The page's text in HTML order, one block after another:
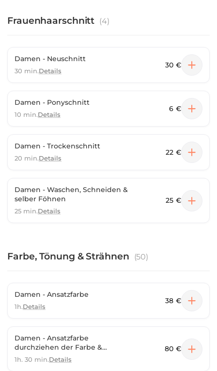
Frauenhaarschnitt (4)
Damen - Neuschnitt
30 min.Details
30 €
Damen - Ponyschnitt
10 min.Details
6 €
Damen - Trockenschnitt
20 min.Details
22 €
Damen - Waschen, Schneiden &
selber Föhnen
25 min.Details
25 €
Farbe, Tönung & Strähnen (50)
Damen - Ansatzfarbe
1h.Details
38 €
Damen - Ansatzfarbe
durchziehen der Farbe &
Neuschnitt
1h. 30 min.Details
80 €